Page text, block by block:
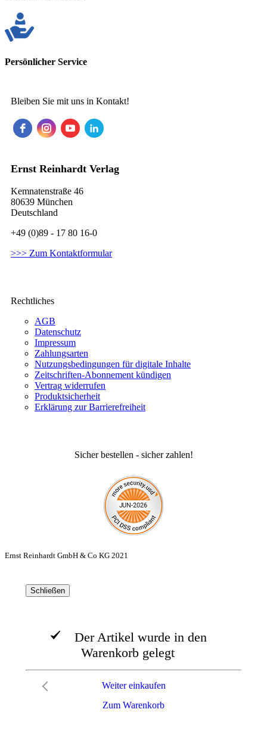
Persönlicher Service
Bleiben Sie mit uns in Kontakt!
Ernst Reinhardt Verlag
Kemnatenstraße 46
80639 München
Deutschland
+49 (0)89 - 17 80 16-0
>>> Zum Kontaktformular
Rechtliches
AGB
Datenschutz
Impressum
Zahlungsarten
Nutzungsbedingungen für digitale Inhalte
Zeitschriften-Abonnement kündigen
Vertrag widerrufen
Produktsicherheit
Erklärung zur Barrierefreiheit
Sicher bestellen - sicher zahlen!
Ernst Reinhardt GmbH & Co KG 2021
Schließen
Der Artikel wurde in den
Warenkorb gelegt
Zum Warenkorb
Weiter einkaufen